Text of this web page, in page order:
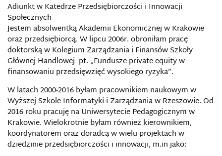
Adiunkt w Katedrze Przedsiębiorczości i Innowacji
Społecznych
Jestem absolwentką Akademii Ekonomicznej w Krakowie
oraz przedsiębiorcą. W lipcu 2006r. obroniłam pracę
doktorską w Kolegium Zarządzania i Finansów Szkoły
Głównej Handlowej pt. „Fundusze private equity w
finansowaniu przedsięwzięć wysokiego ryzyka”.
W latach 2000-2016 byłam pracownikiem naukowym w
Wyższej Szkole Informatyki i Zarządzania w Rzeszowie. Od
2016 roku pracuję na Uniwersytecie Pedagogicznym w
Krakowie. Wielokrotnie byłam również kierownikiem,
koordynatorem oraz doradcą w wielu projektach w
dziedzinie przedsiębiorczości i innowacji, m.in jako: